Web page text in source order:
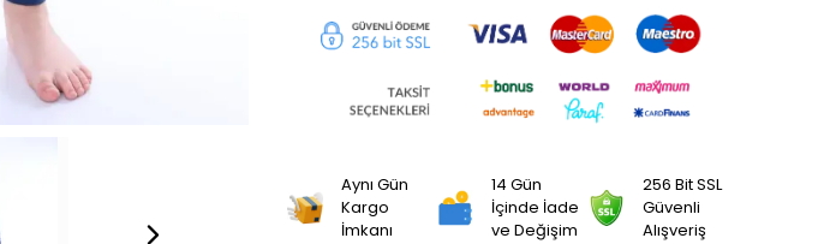
Aynı Gün
Kargo
İmkanı
14 Gün
İçinde İade
ve Değişim
256 Bit SSL
Güvenli
Alışveriş